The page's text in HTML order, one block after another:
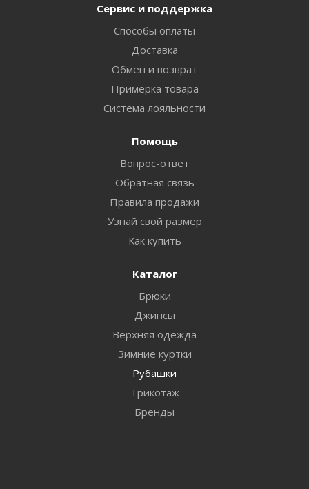
Сервис и поддержка
Способы оплаты
Доставка
Обмен и возврат
Примерка товара
Система лояльности
Помощь
Вопрос-ответ
Обратная связь
Правила продажи
Узнай свой размер
Как купить
Каталог
Брюки
Джинсы
Верхняя одежда
Зимние куртки
Рубашки
Трикотаж
Бренды